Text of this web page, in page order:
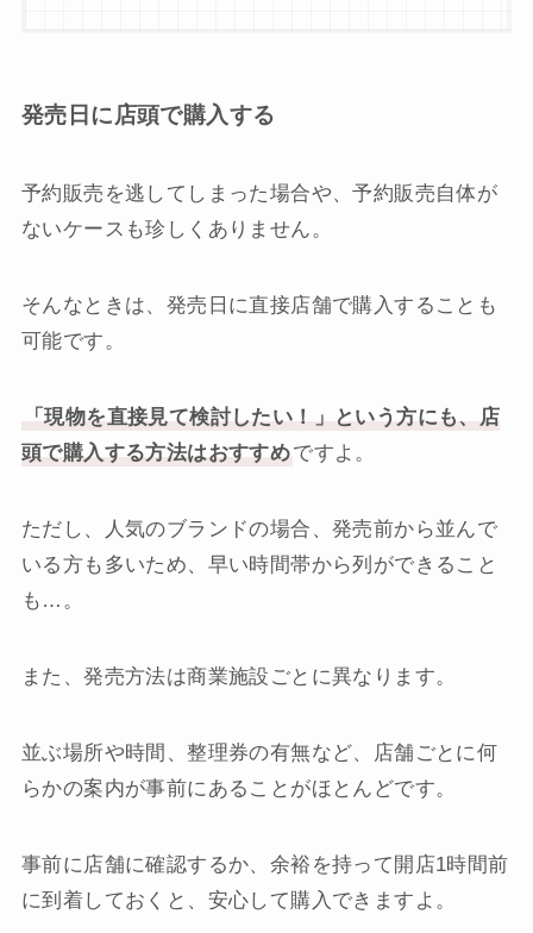
発売日に店頭で購入する
予約販売を逃してしまった場合や、予約販売自体が
ないケースも珍しくありません。
そんなときは、発売日に直接店舗で購入することも
可能です。
「現物を直接見て検討したい！」という方にも、店
頭で購入する方法はおすすめですよ。
ただし、人気のブランドの場合、発売前から並んで
いる方も多いため、早い時間帯から列ができること
も…。
また、発売方法は商業施設ごとに異なります。
並ぶ場所や時間、整理券の有無など、店舗ごとに何
らかの案内が事前にあることがほとんどです。
事前に店舗に確認するか、余裕を持って開店1時間前
に到着しておくと、安心して購入できますよ。